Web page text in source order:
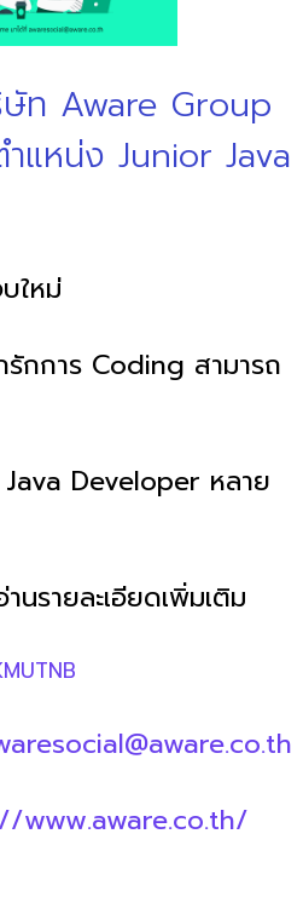
ท Aware Group
แหน่ง Junior Java
ใหม่
รักการ Coding สามารถ
Developer หลาย
รายละเอียดเพิ่มเติม
www.aware.co.th/